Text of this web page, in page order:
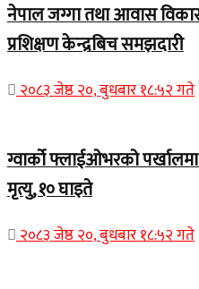
नेपाल जग्गा तथा आवास
प्रशिक्षण केन्द्रबिच समझदारी
२०८३ जेष्ठ २०, बुधबार १८:५२ गते
ग्वार्को फ्लाईओभरको
मृत्यु, १० घाइते
२०८३ जेष्ठ २०, बुधबार १८:५२ गते